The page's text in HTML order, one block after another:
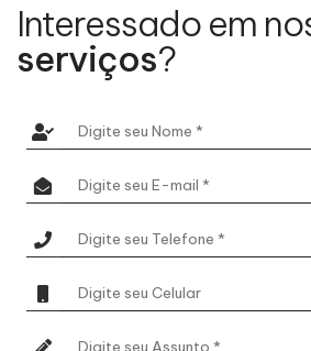
Interessado em
serviços?